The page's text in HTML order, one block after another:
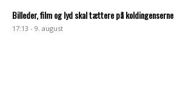
Billeder, film og lyd skal tættere på koldingenserne
17:13 - 9. august